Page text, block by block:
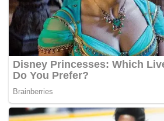
Formula itu dilihat memberi impak
bawah kepimpinan Datuk Dr Sim
presiden berjaya membolot tujuh
Dewan Undangan Negeri yang
DAP yang sebelum itu menduduki 12
Undangan Negeri, kini hanya tinggal
Ketika ini, tumpuan beralih kepada